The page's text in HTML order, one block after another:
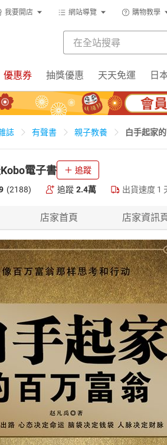
我要開店 網站導覽 購物教學
優惠券 抽獎優惠 天天免運 日
誌 有聲書 親子教養 白手起家
電子書 追蹤
(2188) 追蹤 2.4萬 出貨速度 1
店家首頁 店家資訊